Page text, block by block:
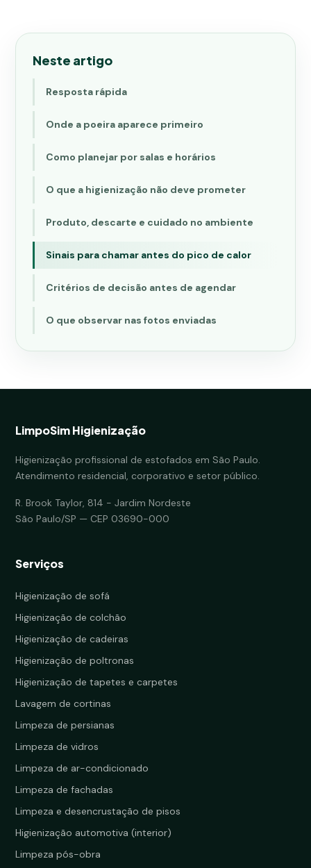
Neste artigo
Resposta rápida
Onde a poeira aparece primeiro
Como planejar por salas e horários
O que a higienização não deve prometer
Produto, descarte e cuidado no ambiente
Sinais para chamar antes do pico de calor
Critérios de decisão antes de agendar
O que observar nas fotos enviadas
LimpoSim Higienização
Higienização profissional de estofados em São Paulo.
Atendimento residencial, corporativo e setor público.
R. Brook Taylor, 814 - Jardim Nordeste
São Paulo/SP — CEP 03690-000
Serviços
Higienização de sofá
Higienização de colchão
Higienização de cadeiras
Higienização de poltronas
Higienização de tapetes e carpetes
Lavagem de cortinas
Limpeza de persianas
Limpeza de vidros
Limpeza de ar-condicionado
Limpeza de fachadas
Limpeza e desencrustação de pisos
Higienização automotiva (interior)
Limpeza pós-obra